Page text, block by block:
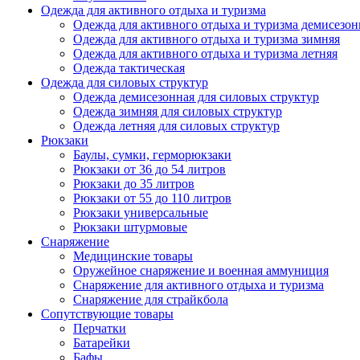
Одежда для активного отдыха и туризма
Одежда для активного отдыха и туризма
Одежда для активного отдыха и туризма зимняя
Одежда для активного отдыха и туризма летняя
Одежда тактическая
Одежда для силовых структур
Одежда демисезонная для силовых структур
Одежда зимняя для силовых структур
Одежда летняя для силовых структур
Рюкзаки
Баулы, сумки, герморюкзаки
Рюкзаки от 36 до 54 литров
Рюкзаки до 35 литров
Рюкзаки от 55 до 110 литров
Рюкзаки универсальные
Рюкзаки штурмовые
Снаряжение
Медицинские товары
Оружейное снаряжение и военная аммуниция
Снаряжение для активного отдыха и туризма
Снаряжение для страйкбола
Сопутствующие товары
Перчатки
Батарейки
Бафы